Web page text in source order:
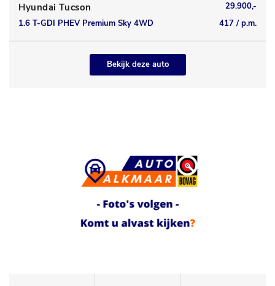
Hyundai Tucson
29.900,-
1.6 T-GDI PHEV Premium Sky 4WD
417 / p.m.
Bekijk deze auto